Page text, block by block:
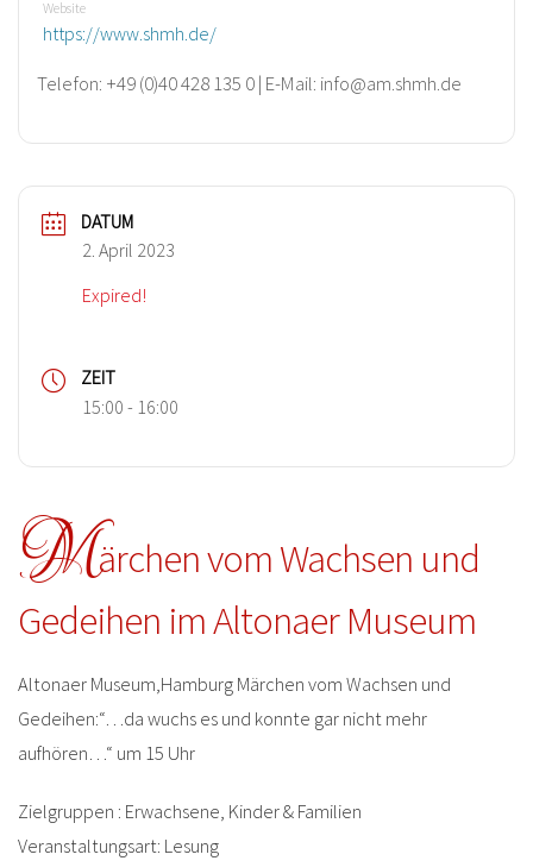
Website
https://www.shmh.de/
Telefon: +49 (0)40 428 135 0 | E-Mail: info@am.shmh.de
DATUM
2. April 2023
Expired!
ZEIT
15:00 - 16:00
Märchen vom Wachsen und
Gedeihen im Altonaer Museum
Altonaer Museum,Hamburg Märchen vom Wachsen und
Gedeihen:“…da wuchs es und konnte gar nicht mehr
aufhören…“ um 15 Uhr
Zielgruppen : Erwachsene, Kinder & Familien
Veranstaltungsart: Lesung